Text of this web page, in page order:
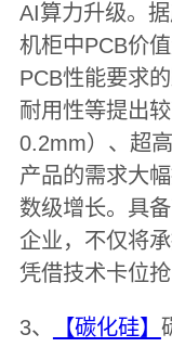
AI算力升级。
机柜中PCB价
PCB性能要求
耐用性等提出
0.2mm）、超
产品的需求大
数级增长。具
企业，不仅将
凭借技术卡位
3、 【碳化硅】